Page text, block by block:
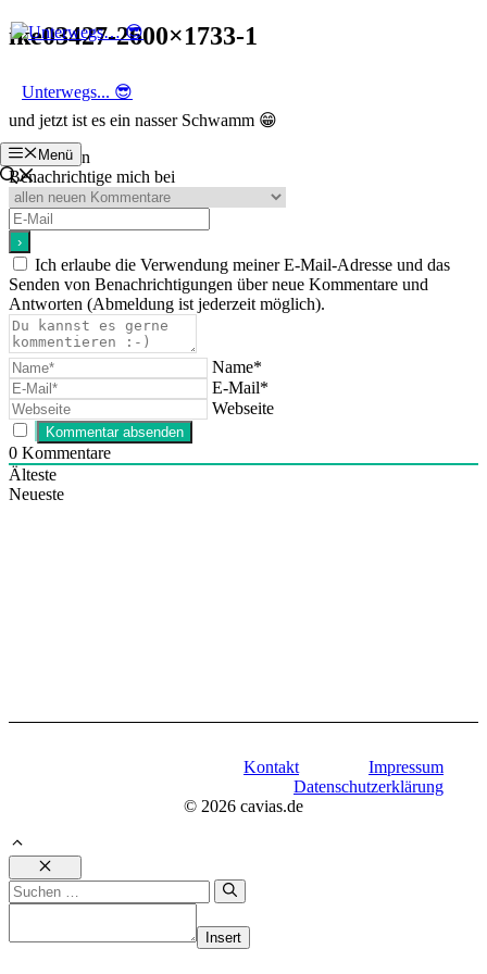
Zum
Inhalt
Unterwegs... 😎
Menü
ike03427-2600×1733-1
und jetzt ist es ein nasser Schwamm 😁
Abonnieren
Benachrichtige mich bei
Ich erlaube die Verwendung meiner E-Mail-Adresse und das
Senden von Benachrichtigungen über neue Kommentare und
Antworten (Abmeldung ist jederzeit möglich).
Name*
E-Mail*
Webseite
0 Kommentare
Älteste
Neueste
© 2026 cavias.de
Kontakt
Impressum
Datenschutzerklärung
Schließen
Suchen
nach:
Insert